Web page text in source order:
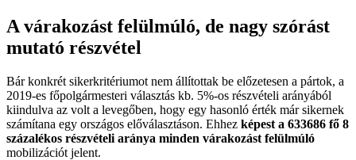
A várakozást felülmúló, de nagy szórást
mutató részvétel
Bár konkrét sikerkritériumot nem állítottak be előzetesen a pártok, a
2019-es főpolgármesteri választás kb. 5%-os részvételi arányából
kiindulva az volt a levegőben, hogy egy hasonló érték már sikernek
számítana egy országos előválasztáson. Ehhez képest a 633686 fő 8
százalékos részvételi aránya minden várakozást felülmúló
mobilizációt jelent.